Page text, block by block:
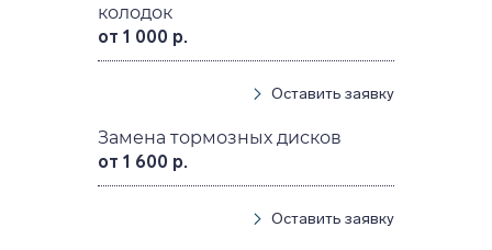
колодок
от 1 000 р.
Оставить заявку
Замена тормозных дисков
от 1 600 р.
Оставить заявку